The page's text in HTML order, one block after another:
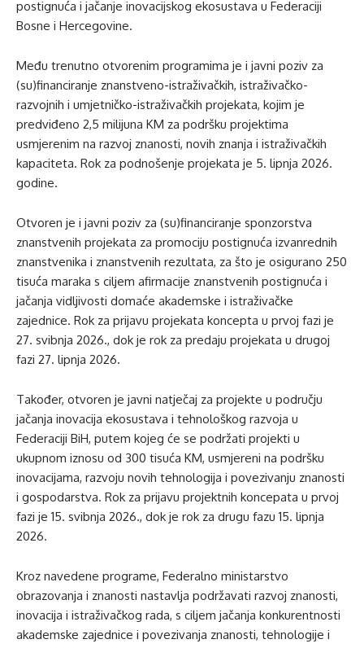
postignuća i jačanje inovacijskog ekosustava u Federaciji
Bosne i Hercegovine.
Među trenutno otvorenim programima je i javni poziv za
(su)financiranje znanstveno-istraživačkih, istraživačko-
razvojnih i umjetničko-istraživačkih projekata, kojim je
predviđeno 2,5 milijuna KM za podršku projektima
usmjerenim na razvoj znanosti, novih znanja i istraživačkih
kapaciteta. Rok za podnošenje projekata je 5. lipnja 2026.
godine.
Otvoren je i javni poziv za (su)financiranje sponzorstva
znanstvenih projekata za promociju postignuća izvanrednih
znanstvenika i znanstvenih rezultata, za što je osigurano 250
tisuća maraka s ciljem afirmacije znanstvenih postignuća i
jačanja vidljivosti domaće akademske i istraživačke
zajednice. Rok za prijavu projekata koncepta u prvoj fazi je
27. svibnja 2026., dok je rok za predaju projekata u drugoj
fazi 27. lipnja 2026.
Također, otvoren je javni natječaj za projekte u području
jačanja inovacija ekosustava i tehnološkog razvoja u
Federaciji BiH, putem kojeg će se podržati projekti u
ukupnom iznosu od 300 tisuća KM, usmjereni na podršku
inovacijama, razvoju novih tehnologija i povezivanju znanosti
i gospodarstva. Rok za prijavu projektnih koncepata u prvoj
fazi je 15. svibnja 2026., dok je rok za drugu fazu 15. lipnja
2026.
Kroz navedene programe, Federalno ministarstvo
obrazovanja i znanosti nastavlja podržavati razvoj znanosti,
inovacija i istraživačkog rada, s ciljem jačanja konkurentnosti
akademske zajednice i povezivanja znanosti, tehnologije i